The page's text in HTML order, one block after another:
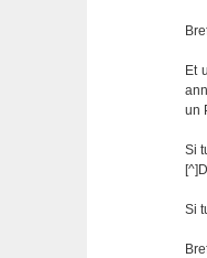
Et
un
Si
Si